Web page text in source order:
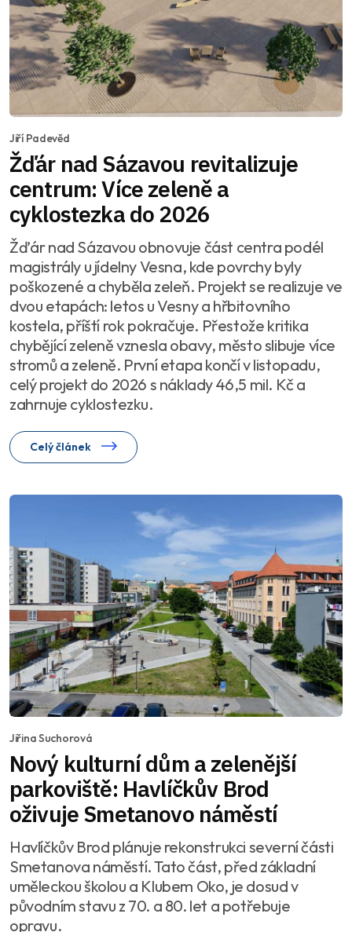
Jiří Padevěd
Žďár nad Sázavou revitalizuje
centrum: Více zeleně a
cyklostezka do 2026
Žďár nad Sázavou obnovuje část centra podél
magistrály u jídelny Vesna, kde povrchy byly
poškozené a chyběla zeleň. Projekt se realizuje ve
dvou etapách: letos u Vesny a hřbitovního
kostela, příští rok pokračuje. Přestože kritika
chybějící zeleně vznesla obavy, město slibuje více
stromů a zeleně. První etapa končí v listopadu,
celý projekt do 2026 s náklady 46,5 mil. Kč a
zahrnuje cyklostezku.
Celý článek
Jiřina Suchorová
Nový kulturní dům a zelenější
parkoviště: Havlíčkův Brod
oživuje Smetanovo náměstí
Havlíčkův Brod plánuje rekonstrukci severní části
Smetanova náměstí. Tato část, před základní
uměleckou školou a Klubem Oko, je dosud v
původním stavu z 70. a 80. let a potřebuje
opravu.